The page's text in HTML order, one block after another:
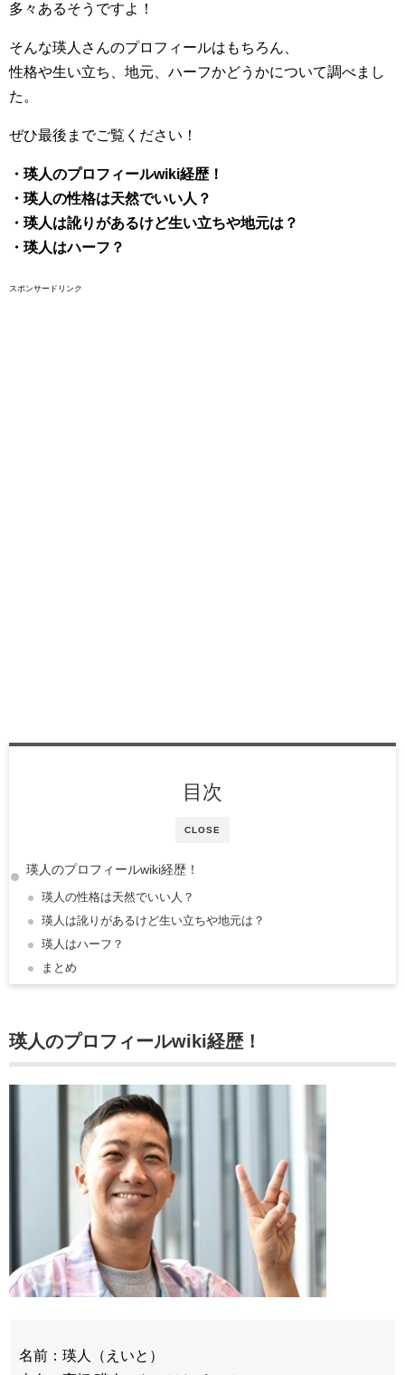
多々あるそうですよ！
そんな瑛人さんのプロフィールはもちろん、
性格や生い立ち、地元、ハーフかどうかについて調べまし
た。
ぜひ最後までご覧ください！
・瑛人のプロフィールwiki経歴！
・瑛人の性格は天然でいい人？
・瑛人は訛りがあるけど生い立ちや地元は？
・瑛人はハーフ？
スポンサードリンク
CLOSE
目次
瑛人のプロフィールwiki経歴！
瑛人の性格は天然でいい人？
瑛人は訛りがあるけど生い立ちや地元は？
瑛人はハーフ？
まとめ
瑛人のプロフィールwiki経歴！
名前：瑛人（えいと）